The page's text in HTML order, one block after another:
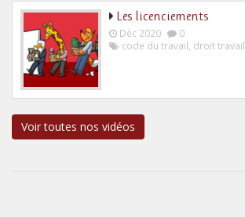
Les licenciements
Déc 2020
0
code du travail, droit travail
Voir toutes nos vidéos